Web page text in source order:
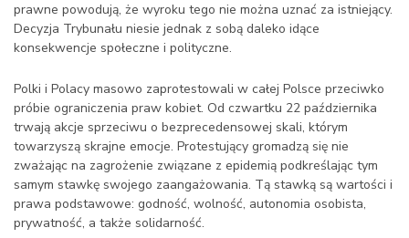
prawne powodują, że wyroku tego nie można uznać za istniejący.
Decyzja Trybunału niesie jednak z sobą daleko idące
konsekwencje społeczne i polityczne.
Polki i Polacy masowo zaprotestowali w całej Polsce przeciwko
próbie ograniczenia praw kobiet. Od czwartku 22 października
trwają akcje sprzeciwu o bezprecedensowej skali, którym
towarzyszą skrajne emocje. Protestujący gromadzą się nie
zważając na zagrożenie związane z epidemią podkreślając tym
samym stawkę swojego zaangażowania. Tą stawką są wartości i
prawa podstawowe: godność, wolność, autonomia osobista,
prywatność, a także solidarność.